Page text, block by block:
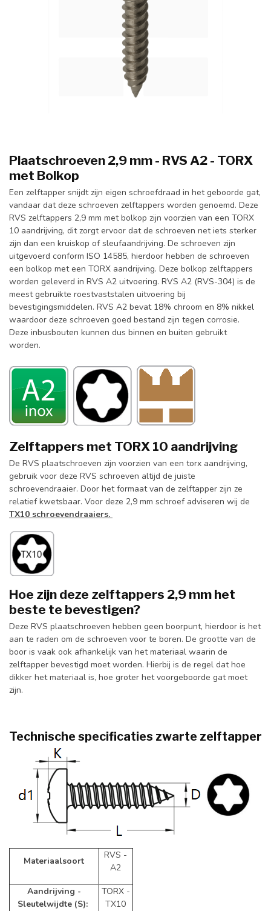
Plaatschroeven 2,9 mm - RVS A2 - TORX
met Bolkop
Een zelftapper snijdt zijn eigen schroefdraad in het geboorde gat,
vandaar dat deze schroeven zelftappers worden genoemd. Deze
RVS zelftappers 2,9 mm met bolkop zijn voorzien van een TORX
10 aandrijving, dit zorgt ervoor dat de schroeven net iets sterker
zijn dan een kruiskop of sleufaandrijving. De schroeven zijn
uitgevoerd conform ISO 14585, hierdoor hebben de schroeven
een bolkop met een TORX aandrijving. Deze bolkop zelftappers
worden geleverd in RVS A2 uitvoering. RVS A2 (RVS-304) is de
meest gebruikte roestvaststalen uitvoering bij
bevestigingsmiddelen. RVS A2 bevat 18% chroom en 8% nikkel
waardoor deze schroeven goed bestand zijn tegen corrosie.
Deze inbusbouten kunnen dus binnen en buiten gebruikt
worden.
Zelftappers met TORX 10 aandrijving
De RVS plaatschroeven zijn voorzien van een torx aandrijving,
gebruik voor deze RVS schroeven altijd de juiste
schroevendraaier. Door het formaat van de zelftapper zijn ze
relatief kwetsbaar. Voor deze 2,9 mm schroef adviseren wij de
TX10 schroevendraaiers.
Hoe zijn deze zelftappers 2,9 mm het
beste te bevestigen?
Deze RVS plaatschroeven hebben geen boorpunt, hierdoor is het
aan te raden om de schroeven voor te boren. De grootte van de
boor is vaak ook afhankelijk van het materiaal waarin de
zelftapper bevestigd moet worden. Hierbij is de regel dat hoe
dikker het materiaal is, hoe groter het voorgeboorde gat moet
zijn.
Technische specificaties zwarte zelftapper
Materiaalsoort
RVS -
A2
Aandrijving -
Sleutelwijdte (S):
TORX -
TX10